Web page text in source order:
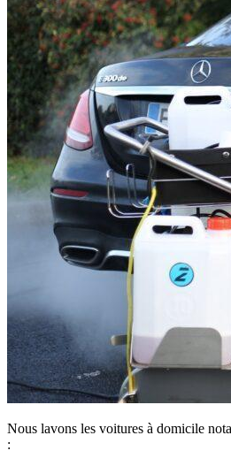
Nous lavons les voitures à domicile
: